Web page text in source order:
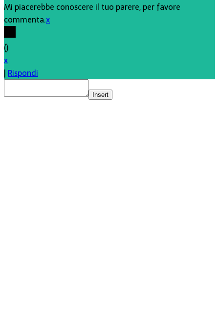
Mi piacerebbe conoscere il tuo parere, per favore
commenta.x
()
x
|Rispondi
Insert